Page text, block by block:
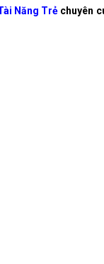
Năng Trẻ chuyên